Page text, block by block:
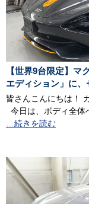
【世界9台限定】マ
エディション」に、
皆さんこんにちは！
今日は、ボディ全体
…続きを読む